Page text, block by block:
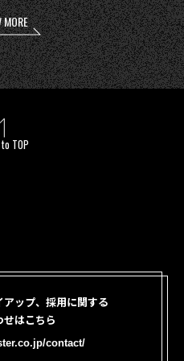
MORE
to TOP
アップ、採用に関する
せはこちら
contact/